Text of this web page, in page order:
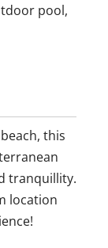
pool,
this
tranquillity.
location